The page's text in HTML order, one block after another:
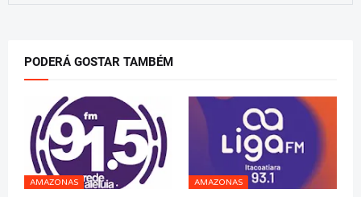
PODERÁ GOSTAR TAMBÉM
AMAZONAS AMAZONAS